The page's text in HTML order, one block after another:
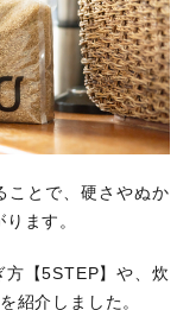
ことで、硬さやぬか
ます。
【5STEP】や、炊
紹介しました。